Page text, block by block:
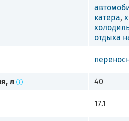
катера,
отдыха
л 40
17.1